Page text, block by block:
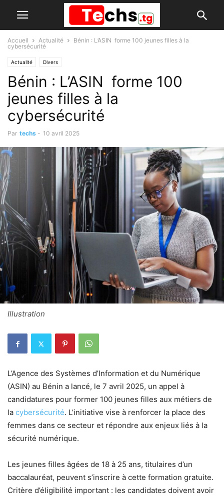
Accueil Actualité
Bénin : L’ASIN forme 100 jeunes filles à la
cybersécurité
Actualité Divers
Bénin : L’ASIN forme 100
jeunes filles à la
cybersécurité
Par techs - 10 avril 2025
Illustration
L’Agence des Systèmes d’Information et du Numérique
(ASIN) au Bénin a lancé, le 7 avril 2025, un appel à
candidatures pour former 100 jeunes filles aux métiers de
la cybersécurité. L’initiative vise à renforcer la place des
femmes dans ce secteur et répondre aux enjeux liés à la
sécurité numérique.
Les jeunes filles âgées de 18 à 25 ans, titulaires d’un
baccalauréat, peuvent s’inscrire à cette formation gratuite.
Critère d’éligibilité important : les candidates doivent avoir